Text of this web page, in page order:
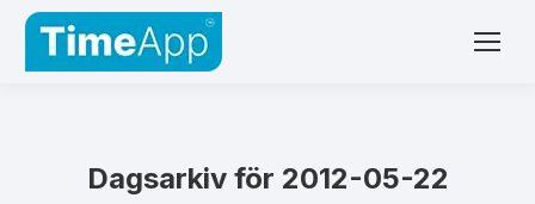
Dagsarkiv för 2012-05-22